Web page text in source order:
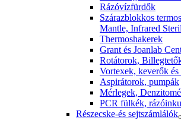
Rázóvízfürdők
Szárazblokkos
Mantle, Infrared
Thermoshakerek
Grant és Joanlab
Rotátorok,
Vortexek, keverők és
Aspirátorok, pumpák
Mérlegek,
PCR fülkék,
Részecske-és sejtszámlálók